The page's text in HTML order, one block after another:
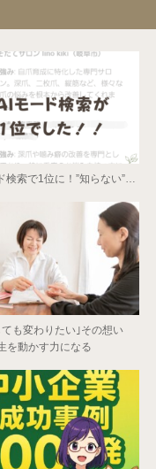
検索で1位に！”知らない”…
ても変わりたい｣その想い
を動かす力になる